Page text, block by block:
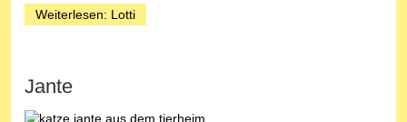
Weiterlesen: Lotti
Jante